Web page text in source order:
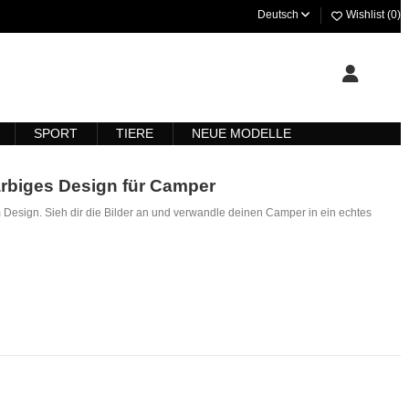
Deutsch Wishlist (0)
SPORT TIERE NEUE MODELLE
Design für Camper
Sieh dir die Bilder an und verwandle deinen Camper in ein echtes